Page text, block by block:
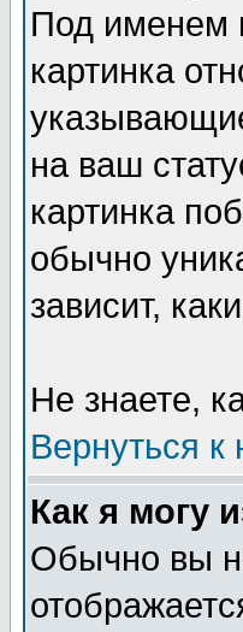
Под именем
картинка
на ваш
картинка
обычно
зависит,
Не знаете,
Вернуться к
Как я могу
Обычно вы